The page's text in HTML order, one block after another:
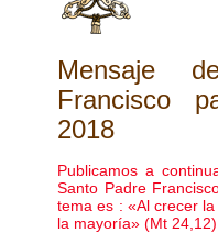
Mensaje
Francisco
2018
Publicamos a
Santo Padre
tema es : «Al crecer
la mayoría» (Mt 24,12).